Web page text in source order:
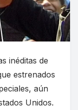
inéditas de
estrenados
aún
Unidos.